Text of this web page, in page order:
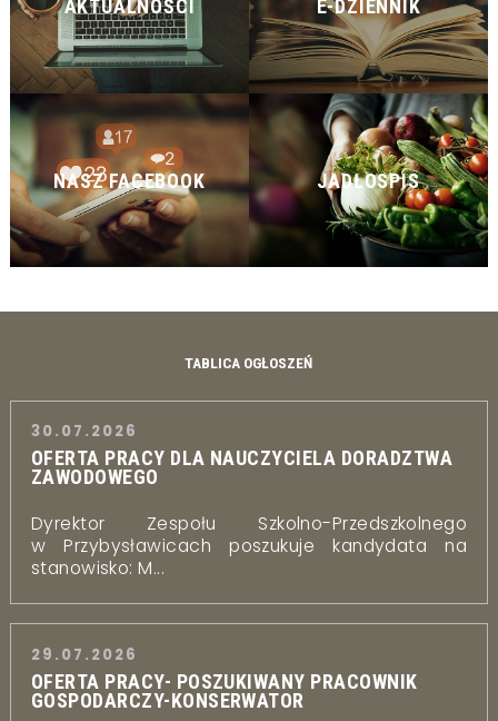
AKTUALNOŚCI E-DZIENNIK
NASZ FACEBOOK JADŁOSPIS
TABLICA OGŁOSZEŃ
30.07.2026
OFERTA PRACY DLA NAUCZYCIELA DORADZTWA
ZAWODOWEGO
Dyrektor Zespołu Szkolno-Przedszkolnego
w Przybysławicach poszukuje kandydata na
stanowisko: M...
29.07.2026
OFERTA PRACY- POSZUKIWANY PRACOWNIK
GOSPODARCZY-KONSERWATOR